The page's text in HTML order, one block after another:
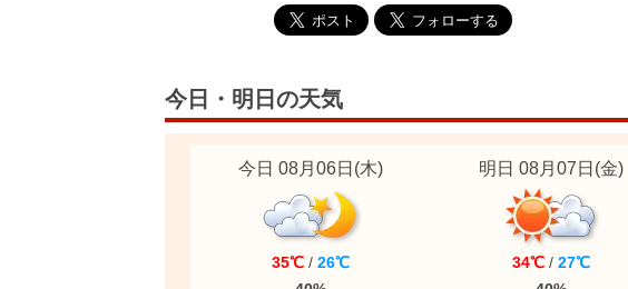
今日・明日の天気
今日 08月06日 (木)
35℃ / 26℃
明日 08月07日 (金)
34℃ / 27℃